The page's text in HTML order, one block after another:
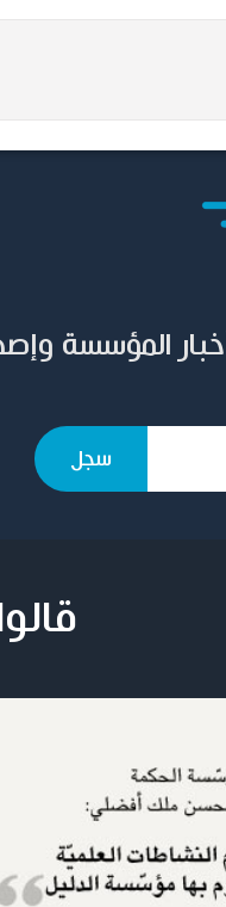
المؤسسة